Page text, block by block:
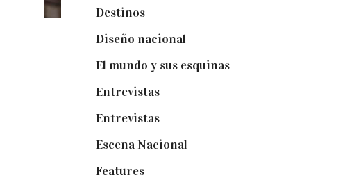
Destinos(6)
Diseño nacional
El mundo y sus esquinas(25)
Entrevistas(36)
Entrevistas(14)
Escena Nacional
Features(29)